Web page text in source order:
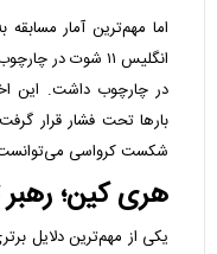
اما مهم‌ترین آمار
در چارچوب داشت. این
بارها تحت فشار قرار
شکست کرواسی می‌توانست
هری کین؛ رهبر
یکی از مهم‌ترین دلایل